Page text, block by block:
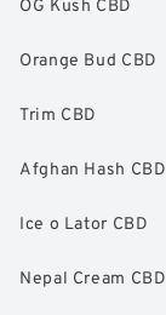
Orange Bud CBD
Trim CBD
Afghan Hash CBD
Ice o Lator CBD
Nepal Cream CBD